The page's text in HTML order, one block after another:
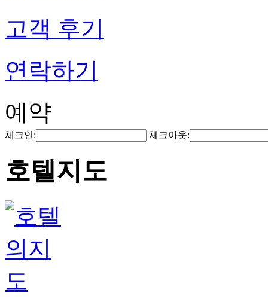
고객 후기
연락하기
예약
체크인: 체크아웃:
호텔지도